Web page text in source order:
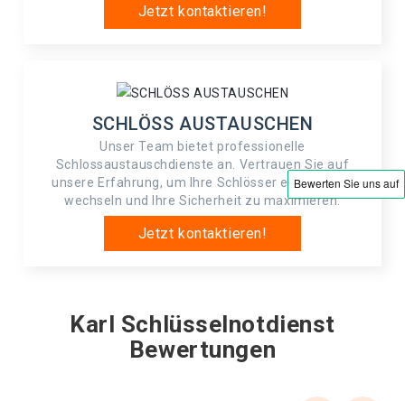
Jetzt kontaktieren!
SCHLÖSS AUSTAUSCHEN
Unser Team bietet professionelle
Schlossaustauschdienste an. Vertrauen Sie auf
unsere Erfahrung, um Ihre Schlösser effizient zu
wechseln und Ihre Sicherheit zu maximieren.
Jetzt kontaktieren!
Karl Schlüsselnotdienst
Bewertungen